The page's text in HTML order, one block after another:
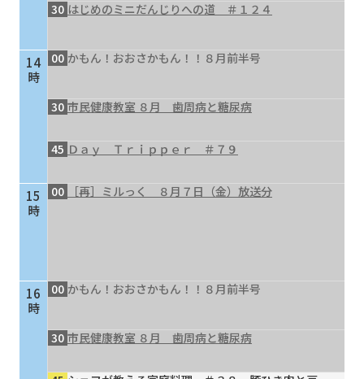
14
時
15
時
16
時
30 はじめのミニだんじりへの道 ＃１２４
00 かもん！おおさかもん！！８月前半号
30 市民健康教室 ８月 歯周病と糖尿病
45 Ｄａｙ Ｔｒｉｐｐｅｒ ＃７９
00 ［再］ミルっく ８月７日（金）放送分
00 かもん！おおさかもん！！８月前半号
30 市民健康教室 ８月 歯周病と糖尿病